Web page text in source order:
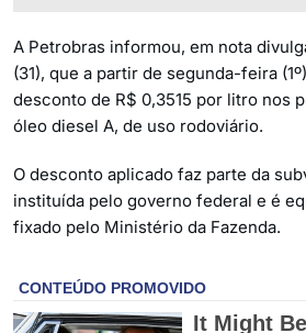
A Petrobras informou, em nota
(31), que a partir de segunda-feira
desconto de R$ 0,3515 por litro nos
óleo diesel A, de uso rodoviário.
O desconto aplicado faz parte da
instituída pelo governo federal e é
fixado pelo Ministério da Fazenda.